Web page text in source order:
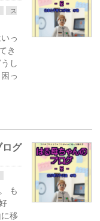
ス
っ
き
し
っ
ログ
も
移